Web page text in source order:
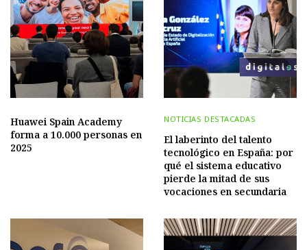
Huawei Spain Academy
forma a 10.000 personas en
2025
NOTICIAS DESTACADAS
El laberinto del talento
tecnológico en España: por
qué el sistema educativo
pierde la mitad de sus
vocaciones en secundaria